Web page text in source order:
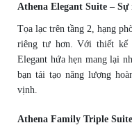
Athena Elegant Suite –
Tọa lạc trên tầng 2, hạng
riêng tư hơn. Với thiết kế
Elegant hứa hẹn mang lại
bạn tái tạo năng lượng
vịnh.
Athena Family Triple